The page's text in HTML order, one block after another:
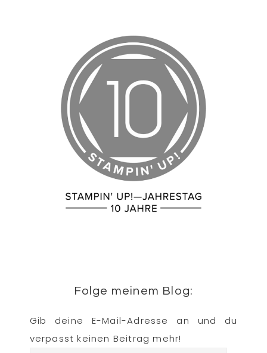
Folge meinem Blog:
Gib deine E-Mail-Adresse an und du
verpasst keinen Beitrag mehr!